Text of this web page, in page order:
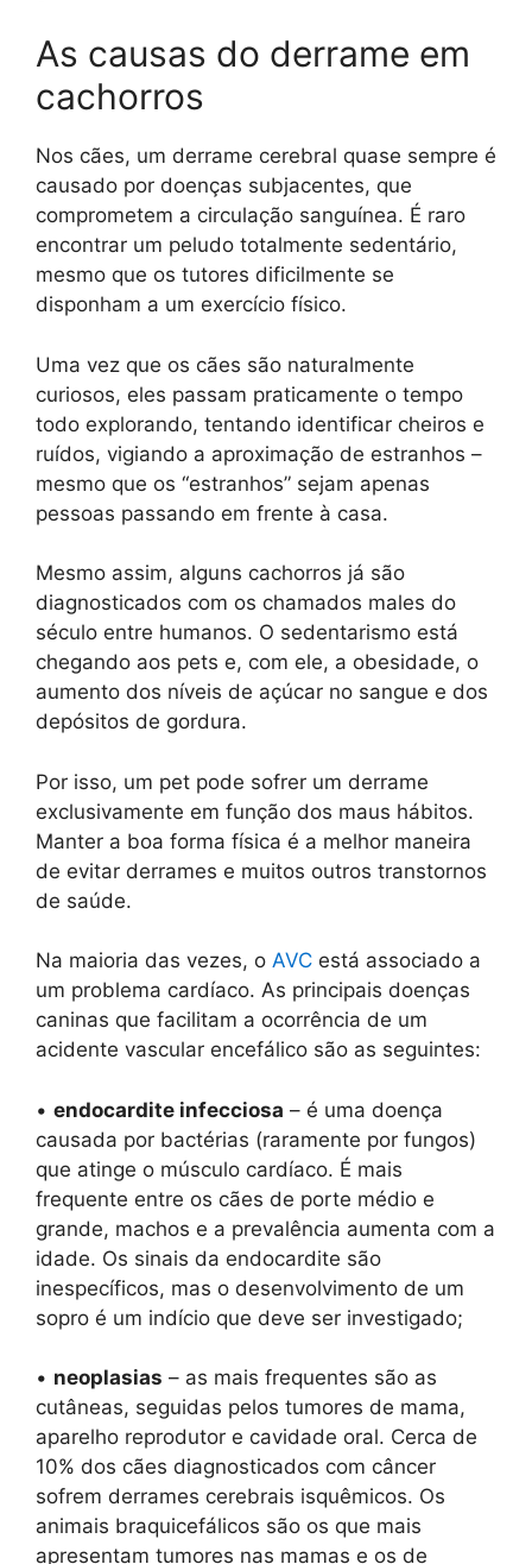
As causas do derrame em
cachorros
Nos cães, um derrame cerebral quase sempre é
causado por doenças subjacentes, que
comprometem a circulação sanguínea. É raro
encontrar um peludo totalmente sedentário,
mesmo que os tutores dificilmente se
disponham a um exercício físico.
Uma vez que os cães são naturalmente
curiosos, eles passam praticamente o tempo
todo explorando, tentando identificar cheiros e
ruídos, vigiando a aproximação de estranhos –
mesmo que os “estranhos” sejam apenas
pessoas passando em frente à casa.
Mesmo assim, alguns cachorros já são
diagnosticados com os chamados males do
século entre humanos. O sedentarismo está
chegando aos pets e, com ele, a obesidade, o
aumento dos níveis de açúcar no sangue e dos
depósitos de gordura.
Por isso, um pet pode sofrer um derrame
exclusivamente em função dos maus hábitos.
Manter a boa forma física é a melhor maneira
de evitar derrames e muitos outros transtornos
de saúde.
Na maioria das vezes, o AVC está associado a
um problema cardíaco. As principais doenças
caninas que facilitam a ocorrência de um
acidente vascular encefálico são as seguintes:
• endocardite infecciosa – é uma doença
causada por bactérias (raramente por fungos)
que atinge o músculo cardíaco. É mais
frequente entre os cães de porte médio e
grande, machos e a prevalência aumenta com a
idade. Os sinais da endocardite são
inespecíficos, mas o desenvolvimento de um
sopro é um indício que deve ser investigado;
• neoplasias – as mais frequentes são as
cutâneas, seguidas pelos tumores de mama,
aparelho reprodutor e cavidade oral. Cerca de
10% dos cães diagnosticados com câncer
sofrem derrames cerebrais isquêmicos. Os
animais braquicefálicos são os que mais
apresentam tumores nas mamas e os de